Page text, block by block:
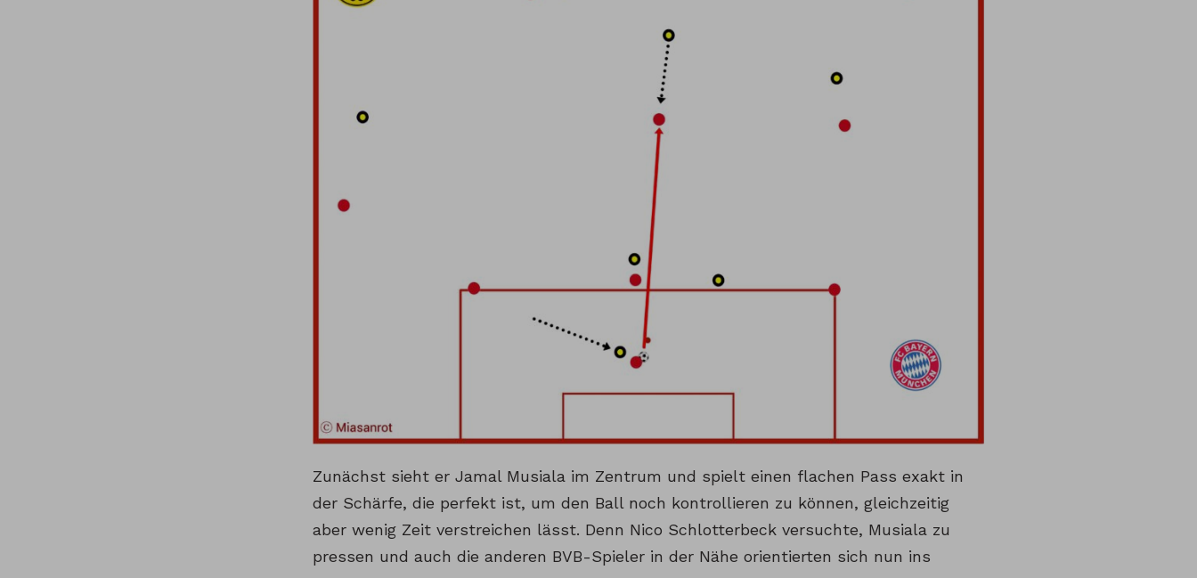
Zunächst sieht er Jamal Musiala im Zentrum und spielt einen flachen Pass exakt in
der Schärfe, die perfekt ist, um den Ball noch kontrollieren zu können, gleichzeitig
aber wenig Zeit verstreichen lässt. Denn Nico Schlotterbeck versuchte, Musiala zu
pressen und auch die anderen BVB-Spieler in der Nähe orientierten sich nun ins